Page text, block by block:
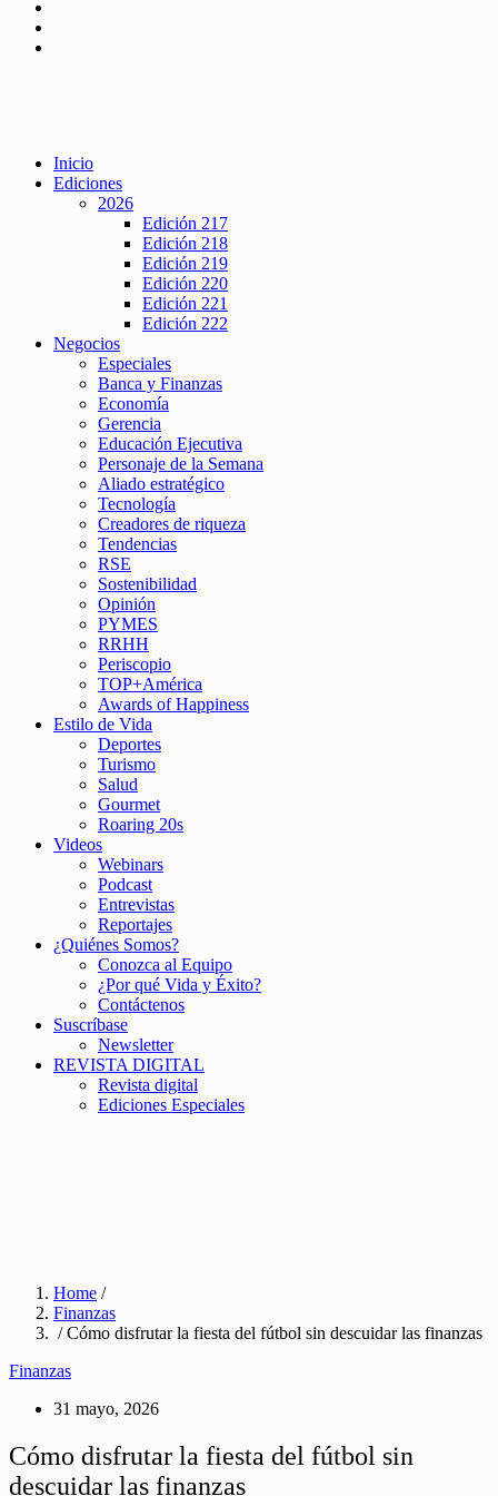
Inicio
Ediciones
2026
Edición 217
Edición 218
Edición 219
Edición 220
Edición 221
Edición 222
Negocios
Especiales
Banca y Finanzas
Economía
Gerencia
Educación Ejecutiva
Personaje de la Semana
Aliado estratégico
Tecnología
Creadores de riqueza
Tendencias
RSE
Sostenibilidad
Opinión
PYMES
RRHH
Periscopio
TOP+América
Awards of Happiness
Estilo de Vida
Deportes
Turismo
Salud
Gourmet
Roaring 20s
Videos
Webinars
Podcast
Entrevistas
Reportajes
¿Quiénes Somos?
Conozca al Equipo
¿Por qué Vida y Éxito?
Contáctenos
Suscríbase
Newsletter
REVISTA DIGITAL
Revista digital
Ediciones Especiales
Home /
Finanzas
/ Cómo disfrutar la fiesta del fútbol sin descuidar las finanzas
Finanzas
31 mayo, 2026
Cómo disfrutar la fiesta del fútbol sin
descuidar las finanzas